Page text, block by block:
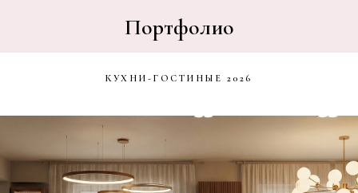
Портфолио
КУХНИ-ГОСТИНЫЕ 2026